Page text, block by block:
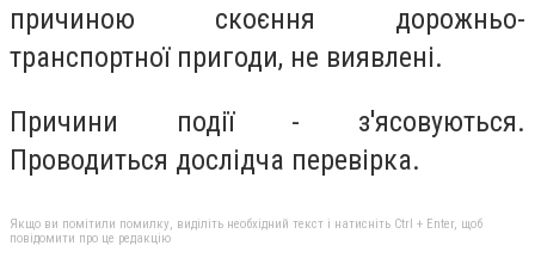
причиною скоєння дорожньо-
транспортної пригоди, не виявлені.
Причини події - з'ясовуються.
Проводиться дослідча перевірка.
Якщо ви помітили помилку, виділіть необхідний текст і натисніть Ctrl + Enter, щоб
повідомити про це редакцію